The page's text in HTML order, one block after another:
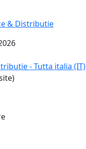
- Tutta italia (IT)